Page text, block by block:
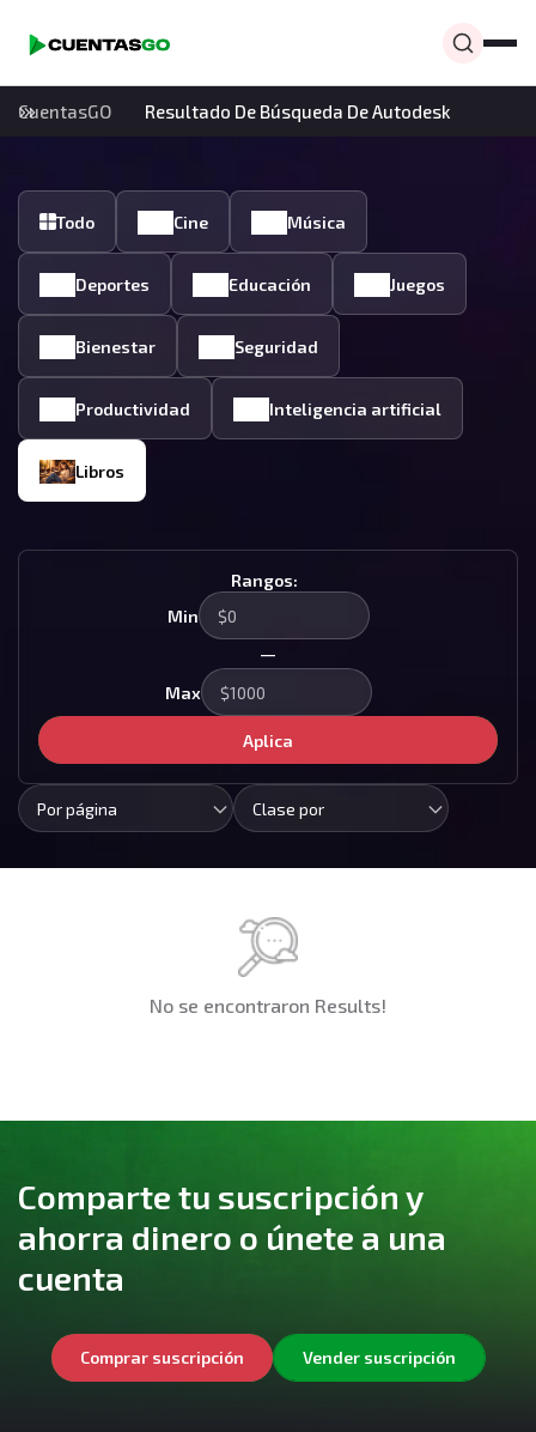
CuentasGO Resultado De Búsqueda De Autodesk
Todo Cine Música
Deportes Educación Juegos
Bienestar Seguridad
Productividad Inteligencia artificial
Libros
Rangos:
Min
—
Max
Aplica
Por página Clase por
No se encontraron Results!
Comparte tu suscripción y
ahorra dinero o únete a una
cuenta
Comprar suscripción Vender suscripción